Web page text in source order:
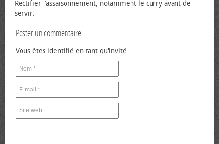
Rectifier l’assaisonnement, notamment le curry avant de
servir.
Poster un commentaire
Vous êtes identifié en tant qu'invité.